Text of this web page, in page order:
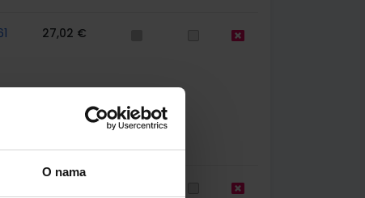
O nama
27,02 €